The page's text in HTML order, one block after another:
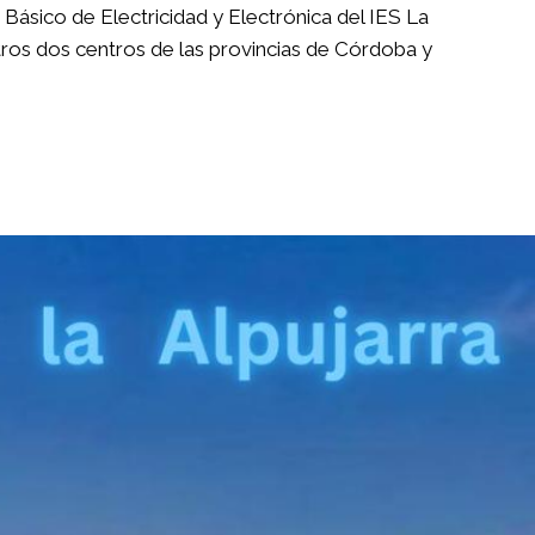
de Electricidad y Electrónica del IES La
dos centros de las provincias de Córdoba y